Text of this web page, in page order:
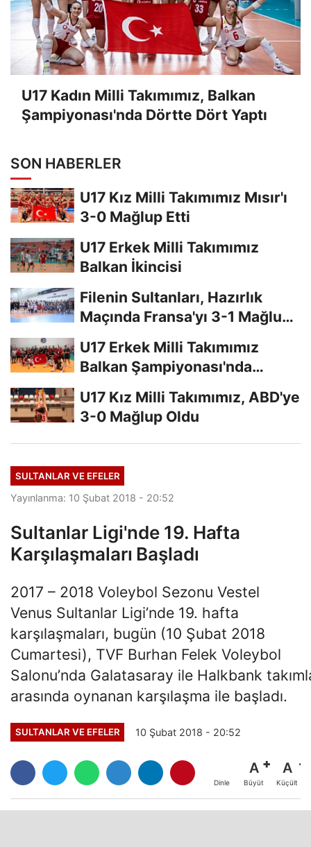
U17 Kadın Milli Takımımız, Balkan
Şampiyonası'nda Dörtte Dört Yaptı
SON HABERLER
U17 Kız Milli Takımımız Mısır'ı
3-0 Mağlup Etti
U17 Erkek Milli Takımımız
Balkan İkincisi
Filenin Sultanları, Hazırlık
Maçında Fransa'yı 3-1 Mağlup
U17 Erkek Milli Takımımız
Balkan Şampiyonası'nda
U17 Kız Milli Takımımız, ABD'ye
3-0 Mağlup Oldu
SULTANLAR VE EFELER
Yayınlanma: 10 Şubat 2018 - 20:52
Sultanlar Ligi'nde 19. Hafta
Karşılaşmaları Başladı
2017 – 2018 Voleybol Sezonu Vestel
Venus Sultanlar Ligi’nde 19. hafta
karşılaşmaları, bugün (10 Şubat 2018
Cumartesi), TVF Burhan Felek Voleybol
Salonu’nda Galatasaray ile Halkbank
arasında oynanan karşılaşma ile başladı.
SULTANLAR VE EFELER 10 Şubat 2018 - 20:52
Dinle
A
Büyüt
A
Küçült